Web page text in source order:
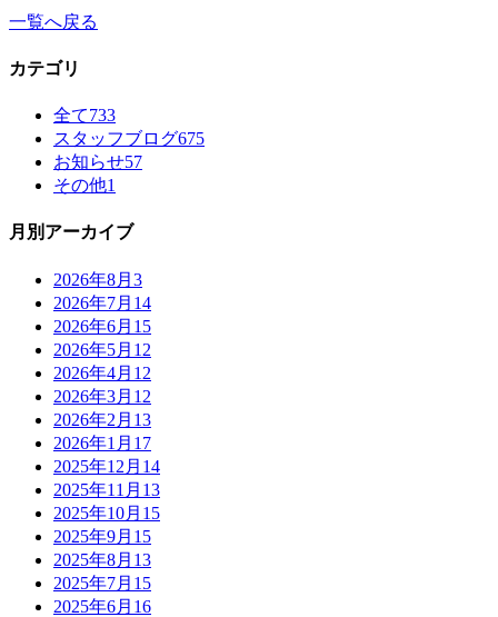
一覧へ戻る
カテゴリ
全て733
スタッフブログ675
お知らせ57
その他1
月別アーカイブ
2026年8月 3
2026年7月 14
2026年6月 15
2026年5月 12
2026年4月 12
2026年3月 12
2026年2月 13
2026年1月 17
2025年12月 14
2025年11月 13
2025年10月 15
2025年9月 15
2025年8月 13
2025年7月 15
2025年6月 16